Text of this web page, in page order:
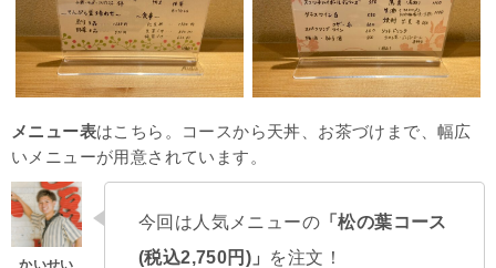
メニュー表はこちら。コースから天丼、お茶づけまで、幅広
いメニューが用意されています。
今回は人気メニューの 「松の葉コース
(税込2,750円)」 を注文！